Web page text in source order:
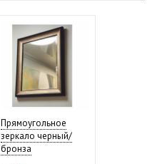
Прямоугольное
зеркало черный/
бронза